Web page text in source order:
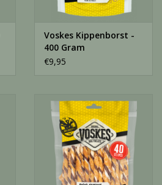
Voskes Kippenborst -
400 Gram
€9,95